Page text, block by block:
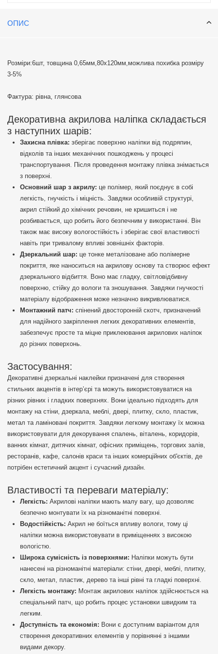
ОПИС
Розміри:6шт, товщина 0,65мм,80х120мм,можлива похибка розміру
3-5%
Фактура: рівна, глянсова
Декоративна акрилова наліпка складається
з наступних шарів:
Захисна плівка: зберігає поверхню наліпки від подряпин,
відколів та інших механічних пошкоджень у процесі
транспортування. Після проведення монтажу плівка знімається
з поверхні.
Основний шар з акрилу: це полімер, який поєднує в собі
легкість, гнучкість і міцність. Завдяки особливій структурі,
акрил стійкий до хімічних речовин, не кришиться і не
розбивається, що робить його безпечним у використанні. Він
також має високу вологостійкість і зберігає свої властивості
навіть при тривалому впливі зовнішніх факторів.
Дзеркальний шар: це тонке металізоване або полімерне
покриття, яке наноситься на акрилову основу та створює ефект
дзеркального відбиття. Воно має гладку, світловідбивну
поверхню, стійку до вологи та зношування. Завдяки гнучкості
матеріалу відображення може незначно викривлюватися.
Монтажний патч: спінений двосторонній скотч, призначений
для надійного закріплення легких декоративних елементів,
забезпечує просте та міцне приклеювання акрилових наліпок
до різних поверхонь.
Застосування:
Декоративні дзеркальні наклейки призначені для створення
стильних акцентів в інтер’єрі та можуть використовуватися на
різних рівних і гладких поверхнях. Вони ідеально підходять для
монтажу на стіни, дзеркала, меблі, двері, плитку, скло, пластик,
метал та ламіновані покриття. Завдяки легкому монтажу їх можна
використовувати для декорування спалень, віталень, коридорів,
ванних кімнат, дитячих кімнат, офісних приміщень, торгових залів,
ресторанів, кафе, салонів краси та інших комерційних об'єктів, де
потрібен естетичний акцент і сучасний дизайн.
Властивості та переваги матеріалу:
Легкість: Акрилові наліпки мають малу вагу, що дозволяє
безпечно монтувати їх на різноманітні поверхні.
Водостійкість: Акрил не боїться впливу вологи, тому ці
наліпки можна використовувати в приміщеннях з високою
вологістю.
Широка сумісність із поверхнями: Наліпки можуть бути
нанесені на різноманітні матеріали: стіни, двері, меблі, плитку,
скло, метал, пластик, дерево та інші рівні та гладкі поверхні.
Легкість монтажу: Монтаж акрилових наліпок здійснюється на
спеціальний патч, що робить процес установки швидким та
легким.
Доступність та економія: Вони є доступним варіантом для
створення декоративних елементів у порівнянні з іншими
видами декору.